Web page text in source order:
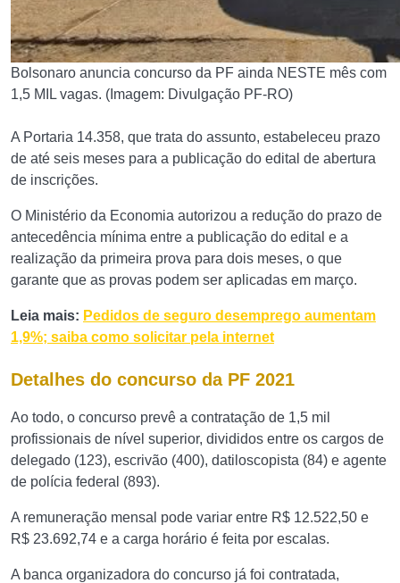
Bolsonaro anuncia concurso da PF ainda NESTE mês com
1,5 MIL vagas. (Imagem: Divulgação PF-RO)
A Portaria 14.358, que trata do assunto, estabeleceu prazo
de até seis meses para a publicação do edital de abertura
de inscrições.
O Ministério da Economia autorizou a redução do prazo de
antecedência mínima entre a publicação do edital e a
realização da primeira prova para dois meses, o que
garante que as provas podem ser aplicadas em março.
Leia mais: Pedidos de seguro desemprego aumentam
1,9%; saiba como solicitar pela internet
Detalhes do concurso da PF 2021
Ao todo, o concurso prevê a contratação de 1,5 mil
profissionais de nível superior, divididos entre os cargos de
delegado (123), escrivão (400), datiloscopista (84) e agente
de polícia federal (893).
A remuneração mensal pode variar entre R$ 12.522,50 e
R$ 23.692,74 e a carga horário é feita por escalas.
A banca organizadora do concurso já foi contratada,